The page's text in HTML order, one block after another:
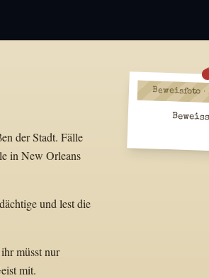
der Stadt. Fälle
in New Orleans
und lest die
müsst nur
mit.
Beweisfoto ·